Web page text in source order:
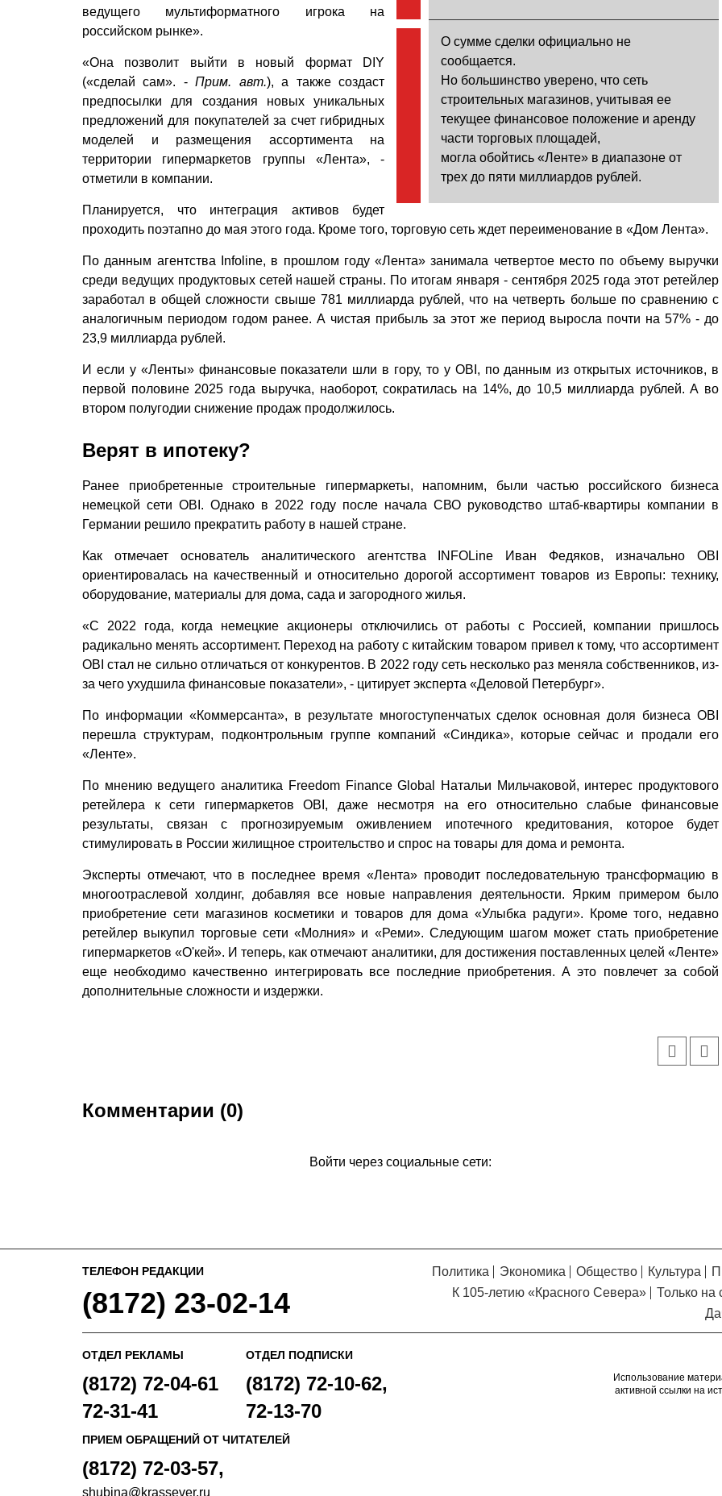
О сумме сделки официально не
сообщается.
Но большинство уверено, что сеть
строительных магазинов, учитывая ее
текущее финансовое положение и аренду
части торговых площадей,
могла обойтись «Ленте» в диапазоне от
трех до пяти миллиардов рублей.
ведущего мультиформатного игрока на
российском рынке».
«Она позволит выйти в новый формат DIY
(«сделай сам». -Прим. авт.), а также создаст
предпосылки для создания новых уникальных
предложений для покупателей за счет гибридных
моделей и размещения ассортимента на
территории гипермаркетов группы «Лента», -
отметили в компании.
Планируется, что интеграция активов будет
проходить поэтапно до мая этого года. Кроме того, торговую сеть ждет переименование в «Дом Лента».
По данным агентства Infoline, в прошлом году «Лента» занимала четвертое место по объему выручки
среди ведущих продуктовых сетей нашей страны. По итогам января - сентября 2025 года этот ретейлер
заработал в общей сложности свыше 781 миллиарда рублей, что на четверть больше по сравнению с
аналогичным периодом годом ранее. А чистая прибыль за этот же период выросла почти на 57% - до
23,9 миллиарда рублей.
И если у «Ленты» финансовые показатели шли в гору, то у OBI, по данным из открытых источников, в
первой половине 2025 года выручка, наоборот, сократилась на 14%, до 10,5 миллиарда рублей. А во
втором полугодии снижение продаж продолжилось.
Верят в ипотеку?
Ранее приобретенные строительные гипермаркеты, напомним, были частью российского бизнеса
немецкой сети OBI. Однако в 2022 году после начала СВО руководство штаб-квартиры компании в
Германии решило прекратить работу в нашей стране.
Как отмечает основатель аналитического агентства INFOLine Иван Федяков, изначально OBI
ориентировалась на качественный и относительно дорогой ассортимент товаров из Европы: технику,
оборудование, материалы для дома, сада и загородного жилья.
«С 2022 года, когда немецкие акционеры отключились от работы с Россией, компании пришлось
радикально менять ассортимент. Переход на работу с китайским товаром привел к тому, что ассортимент
OBI стал не сильно отличаться от конкурентов. В 2022 году сеть несколько раз меняла собственников, из-
за чего ухудшила финансовые показатели», - цитирует эксперта «Деловой Петербург».
По информации «Коммерсанта», в результате многоступенчатых сделок основная доля бизнеса OBI
перешла структурам, подконтрольным группе компаний «Синдика», которые сейчас и продали его
«Ленте».
По мнению ведущего аналитика Freedom Finance Global Натальи Мильчаковой, интерес продуктового
ретейлера к сети гипермаркетов OBI, даже несмотря на его относительно слабые финансовые
результаты, связан с прогнозируемым оживлением ипотечного кредитования, которое будет
стимулировать в России жилищное строительство и спрос на товары для дома и ремонта.
Эксперты отмечают, что в последнее время «Лента» проводит последовательную трансформацию в
многоотраслевой холдинг, добавляя все новые направления деятельности. Ярким примером было
приобретение сети магазинов косметики и товаров для дома «Улыбка радуги». Кроме того, недавно
ретейлер выкупил торговые сети «Молния» и «Реми». Следующим шагом может стать приобретение
гипермаркетов «О'кей». И теперь, как отмечают аналитики, для достижения поставленных целей «Ленте»
еще необходимо качественно интегрировать все последние приобретения. А это повлечет за собой
дополнительные сложности и издержки.
Комментарии (0)
Войти через социальные сети:
на обновленном Интернет-
ресурсе газеты «Красный
ТЕЛЕФОН РЕДАКЦИИ
(8172) 23-02-14
Политика Экономика Общество Культура
К 105-летию «Красного Севера»
Только на
ОТДЕЛ РЕКЛАМЫ
(8172) 72-04-61
72-31-41
ОТДЕЛ ПОДПИСКИ
(8172) 72-10-62,
72-13-70
ПРИЕМ ОБРАЩЕНИЙ ОТ ЧИТАТЕЛЕЙ
(8172) 72-03-57,
shubina@krassever.ru
Использование
активной ссылки на